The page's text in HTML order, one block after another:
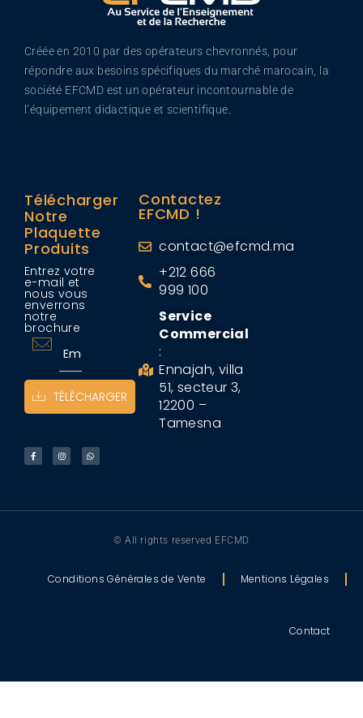
Créée en 2010 par des opérateurs chevronnés, pour
répondre aux besoins spécifiques du marché marocain, la
société EFCMD est un opérateur incontournable de
l’équipement didactique et scientifique.
Télécharger
Notre
Plaquette
Produits
Entrez votre
e-mail et
nous vous
enverrons
notre
brochure
TÉLÉCHARGER
Contactez
EFCMD !
contact@efcmd.ma
+212 666
999 100
Service
Commercial
:
Ennajah, villa
51, secteur 3,
12200 –
Tamesna
© All rights reserved EFCMD
Conditions Générales de Vente Mentions Légales
Contact